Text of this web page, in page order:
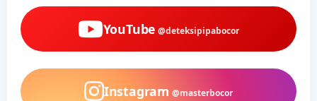
YouTube @deteksipipabocor
Instagram @masterbocor